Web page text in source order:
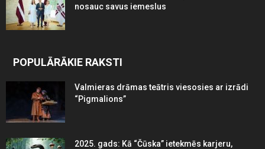
nosauc savus iemeslus
POPULĀRĀKIE RAKSTI
Valmieras drāmas teātris viesosies ar izrādi
“Pigmalions”
2025. gads: Kā “Čūska” ietekmēs karjeru,